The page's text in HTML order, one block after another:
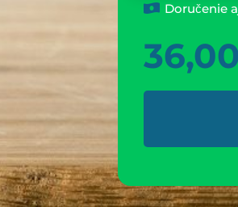
Doručenie
36,00